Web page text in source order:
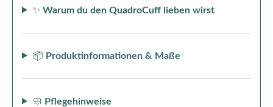
✨ Warum du den QuadroCuff lieben wirst
📦 Produktinformationen & Maße
🧼 Pflegehinweise